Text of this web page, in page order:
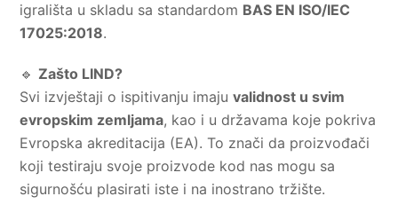
igrališta u skladu sa standardom BAS EN ISO/IEC
17025:2018.
🔹 Zašto LIND?
Svi izvještaji o ispitivanju imajuvalidnost u svim
evropskim zemljama, kao i u državama koje pokriva
Evropska akreditacija (EA). To znači da proizvođači
koji testiraju svoje proizvode kod nas mogu sa
sigurnošću plasirati iste i na inostrano tržište.